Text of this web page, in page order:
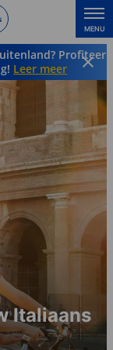
MENU
Profiteer
Leer meer
Italiaans